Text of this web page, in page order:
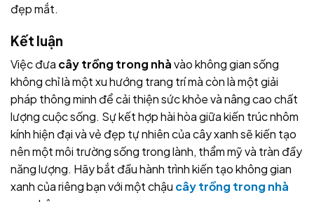
đẹp mắt.
Kết luận
Việc đưa cây trồng trong nhàvào không gian sống
không chỉ là một xu hướng trang trí mà còn là một giải
pháp thông minh để cải thiện sức khỏe và nâng cao chất
lượng cuộc sống. Sự kết hợp hài hòa giữa kiến trúc nhôm
kính hiện đại và vẻ đẹp tự nhiên của cây xanh sẽ kiến tạo
nên một môi trường sống trong lành, thẩm mỹ và tràn đầy
năng lượng. Hãy bắt đầu hành trình kiến tạo không gian
xanh của riêng bạn với một chậu cây trồng trong nhà